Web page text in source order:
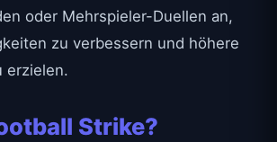
oder Mehrspieler-Duellen an,
zu verbessern und höhere
erzielen.
Strike?